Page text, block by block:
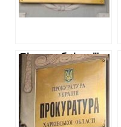
гривень
Після публікації
ХАЦ прокуратура
відкрила
провадження
щодо закупівлі
фруктів у